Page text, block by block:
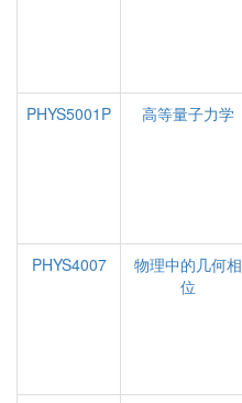
PHYS5001P
高等量子力学
PHYS4007
物理中的几何相
位